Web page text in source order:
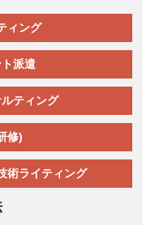
ィング
派遣
ティング
修)
術ライティング